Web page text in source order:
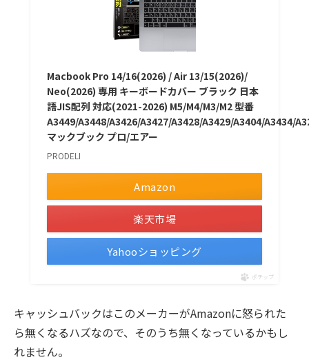
Macbook Pro 14/16(2026) / Air 13/15(2026)/
Neo(2026) 専用 キーボードカバー ブラック 日本
語JIS配列 対応(2021-2026) M5/M4/M3/M2 型番
A3449/A3448/A3426/A3427/A3428/A3429/A3404/A3434/
マックブック プロ/エアー
PRODELI
Amazon
楽天市場
Yahooショッピング
ポチップ
キャッシュバックはこのメーカーがAmazonに怒られた
ら無くなるハズなので、そのうち無くなっているかもし
れません。